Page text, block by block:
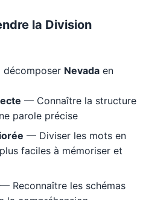
la Division
décomposer Nevada en
— Connaître la structure
parole précise
— Diviser les mots en
faciles à mémoriser et
— Reconnaître les schémas